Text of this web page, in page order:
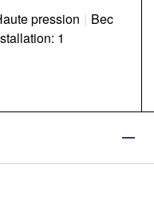
pression | Bec
1